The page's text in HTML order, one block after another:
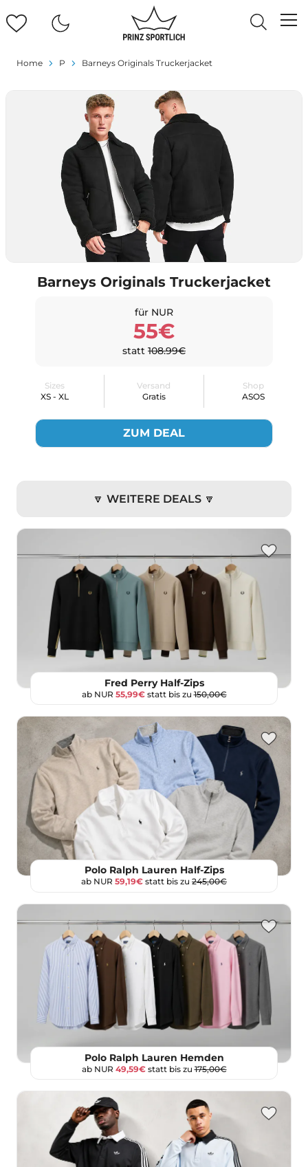
Home P Barneys Originals Truckerjacket
Barneys Originals Truckerjacket
für NUR
55€
statt 108.99€
Sizes
XS - XL
Versand
Gratis
Shop
ASOS
ZUM DEAL
🔽 WEITERE DEALS 🔽
Fred Perry Half-Zips
ab NUR 55,99€statt bis zu150,00€
Polo Ralph Lauren Half-Zips
ab NUR 59,19€ statt bis zu 245,00€
Polo Ralph Lauren Hemden
ab NUR 49,59€statt bis zu175,00€